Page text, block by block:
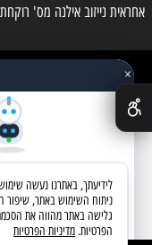
השליח
אחראית נייזוב אילנה מס' רוקחת 3-86612 medipharmeoffice@gmail.com
✕×
שאלו את
מחפשים מוצר? אני
בואו
ניתוח השימוש באתר, שיפור
גלישה באתר מהווה את
הפרטיות. מדיניות הפרטיות